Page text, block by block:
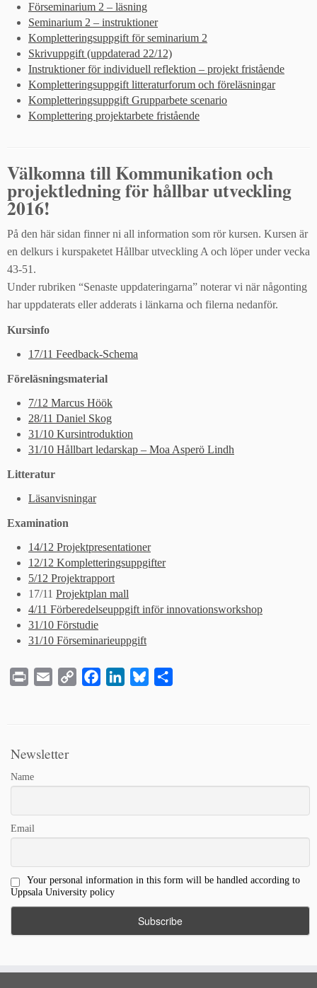
Förseminarium 2 – läsning
Seminarium 2 – instruktioner
Kompletteringsuppgift för seminarium 2
Skrivuppgift (uppdaterad 22/12)
Instruktioner för individuell reflektion – projekt fristående
Kompletteringsuppgift litteraturforum och föreläsningar
Kompletteringsuppgift Grupparbete scenario
Komplettering projektarbete fristående
Välkomna till Kommunikation och
projektledning för hållbar utveckling
2016!
På den här sidan finner ni all information som rör kursen. Kursen är
en delkurs i kurspaketet Hållbar utveckling A och löper under vecka
43-51.
Under rubriken “Senaste uppdateringarna” noterar vi när någonting
har uppdaterats eller adderats i länkarna och filerna nedanför.
Kursinfo
17/11 Feedback-Schema
Föreläsningsmaterial
7/12 Marcus Höök
28/11 Daniel Skog
31/10 Kursintroduktion
31/10 Hållbart ledarskap – Moa Asperö Lindh
Litteratur
Läsanvisningar
Examination
14/12 Projektpresentationer
12/12 Kompletteringsuppgifter
5/12 Projektrapport
17/11 Projektplan mall
4/11 Förberedelseuppgift inför innovationsworkshop
31/10 Förstudie
31/10 Förseminarieuppgift
Print Email
Copy
FacebookLinkedInBluesky
Newsletter
Name
Email
Your personal information in this form will be handled according to
Uppsala University policy